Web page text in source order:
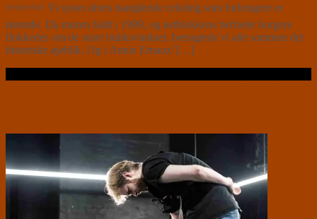
⭐⭐⭐⭐⭐ Vi synes deres manglende erfaring som forbrugere er
rørende. Da muren faldt i 1989, og østblokkens befriede borgere
flokkedes om de store butiksvinduer, betragtede vi alle sammen det
historiske øjeblik. Og i Annie Ernaux’[…]